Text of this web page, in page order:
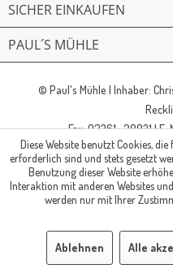
SICHER EINKAUFEN
PAUL´S MÜHLE
© Paul's Mühle | Inhaber:
Fax: 02361 -28831 |
Diese Website benutzt Cookies,
erforderlich sind und stets gesetzt
Benutzung dieser Website
Interaktion mit anderen Websites
werden nur mit Ihrer
Ablehnen Alle